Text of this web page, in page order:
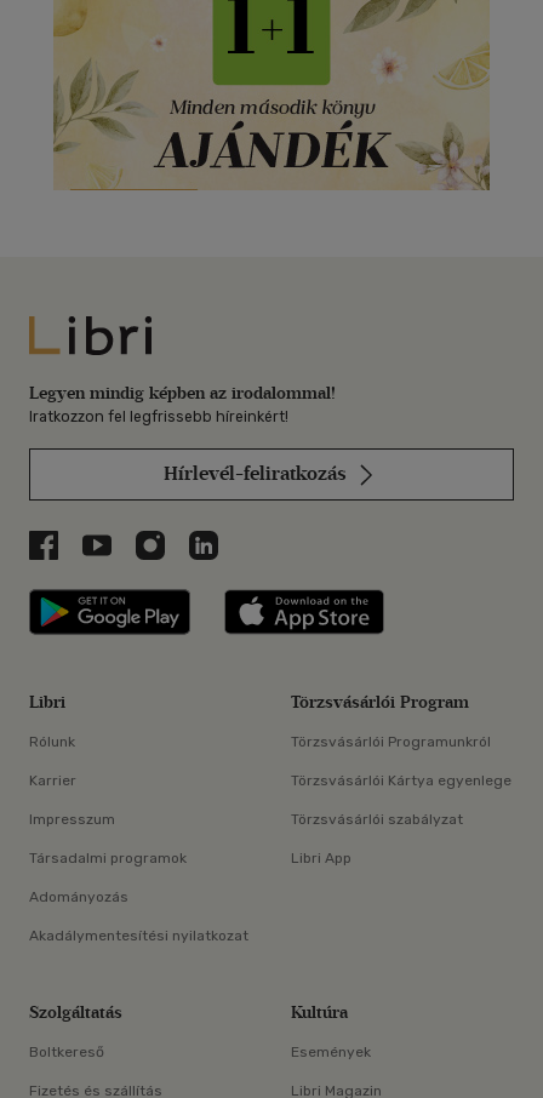
Libri
Legyen mindig képben az irodalommal!
Iratkozzon fel legfrissebb híreinkért!
Hírlevél-feliratkozás
Libri a Facebookon
Libri a Youtube-on
Libri az Instagramon
Libri a LinkedInen
Libri applikáció Szerezd meg: Google
Libri
Rólunk
Karrier
Impresszum
Társadalmi programok
Adományozás
Akadálymentesítési nyilatkozat
Törzsvásárlói Program
Törzsvásárlói Programunkról
Törzsvásárlói Kártya egyenlege
Törzsvásárlói szabályzat
Libri App
Szolgáltatás
Boltkereső
Fizetés és szállítás
Kultúra
Események
Libri Magazin